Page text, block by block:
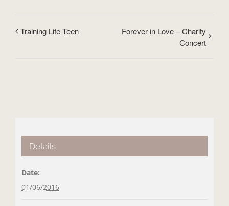
Training Life Teen
Forever in Love – Charity
Concert
Details
Date:
01/06/2016